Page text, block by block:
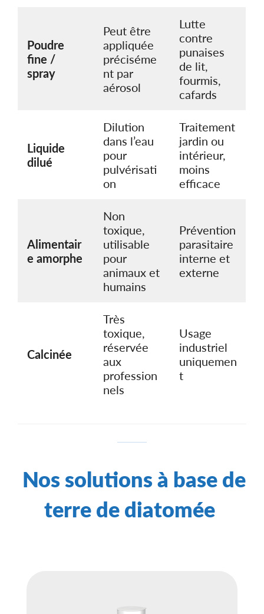
Poudre
fine /
spray
Peut être
appliquée
préciséme
nt par
aérosol
Lutte
contre
punaises
de lit,
fourmis,
cafards
Liquide
dilué
Dilution
dans l’eau
pour
pulvérisati
on
Traitement
jardin ou
intérieur,
moins
efficace
Alimentair
e amorphe
Non
toxique,
utilisable
pour
animaux et
humains
Prévention
parasitaire
interne et
externe
Calcinée
Très
toxique,
réservée
aux
profession
nels
Usage
industriel
uniquemen
t
Nos solutions à base de
terre de diatomée